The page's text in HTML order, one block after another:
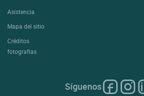
Asistencia
Mapa del sitio
Créditos
fotografías
Síguenos